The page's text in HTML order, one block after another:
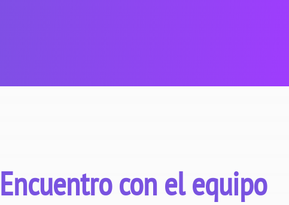
Encuentro con el equipo